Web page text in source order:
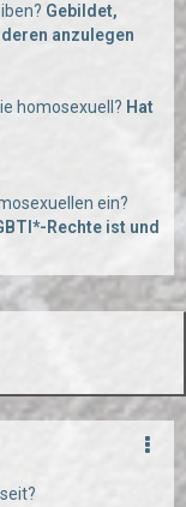
Gebildet,
anzulegen
homosexuell? Hat
ein?
Rechte ist und